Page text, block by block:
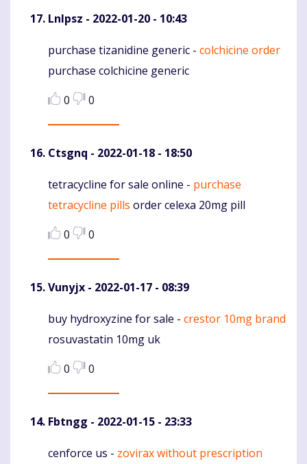
Lnlpsz - 2022-01-20 - 10:43
Komentaras
purchase tizanidine generic - colchicine order
purchase colchicine generic
0
0
Ctsgnq - 2022-01-18 - 18:50
Komentaras
tetracycline for sale online - purchase
tetracycline pills order celexa 20mg pill
0
0
Vunyjx - 2022-01-17 - 08:39
Komentaras
buy hydroxyzine for sale - crestor 10mg brand
rosuvastatin 10mg uk
0
0
Fbtngg - 2022-01-15 - 23:33
Komentaras
cenforce us - zovirax without prescription